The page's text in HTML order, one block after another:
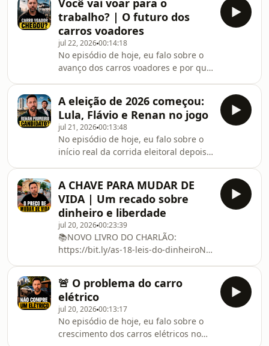
episódio de hoje, eu falo sobre o
envelhecimento da população
brasileira e por que o país está
ficando mais velho sem ter
enriquecido antes. Ao longo do
episódio, eu analiso o impacto disso
na previdência, na saúde, nos planos
médicos, no cuidado com os idosos e
Você vai voar para o
trabalho? | O futuro dos
carros voadores
jul 22, 202600:14:18
No episódio de hoje, eu falo sobre o
avanço dos carros voadores e por que
Ao longo do episódio, eu analiso os
eVTOLs, o papel da Embraer e da Eve,
os testes já realizados, a disputa por
certificação e a promessa de
transformar trajetos longos em
viagens muito mais rápidas dentro
das grandes cidades.Também
comento os risc
A eleição de 2026 começou:
Lula, Flávio e Renan no jogo
jul 21, 202600:13:48
No episódio de hoje, eu falo sobre o
início real da corrida eleitoral depois
disputa presidencial. Ao longo do
episódio, eu analiso o cenário entre
Lula, Flávio Bolsonaro e Renan Santos,
o peso das redes sociais, a escolha
dos vices e a leitura de que o
presidente ainda chega hoje com
vantagem por estar na
máquina.Também co
A CHAVE PARA MUDAR DE
VIDA | Um recado sobre
dinheiro e liberdade
jul 20, 202600:23:39
📚NOVO LIVRO DO CHARLÃO:
https://bit.ly/as-18-leis-do-dinheiroNo
escassez e o peso que a falta de
grana tem no começo da vida adulta.
Ao longo do episódio, eu falo sobre
vergonha, aperto, relacionamentos,
trabalho, a virada de chave financeira
🚨 O problema do carro
elétrico
jul 20, 202600:13:17
No episódio de hoje, eu falo sobre o
crescimento dos carros elétricos no